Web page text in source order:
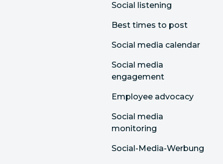
Social listening
Best times to post
Social media calendar
Social media
engagement
Employee advocacy
Social media
monitoring
Social-Media-Werbung